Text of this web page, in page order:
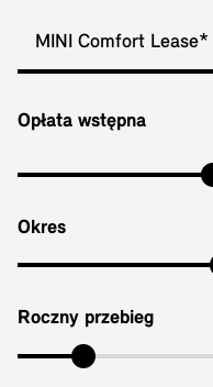
MINI Comfort Lease*
Opłata wstępna
Okres
Roczny przebieg